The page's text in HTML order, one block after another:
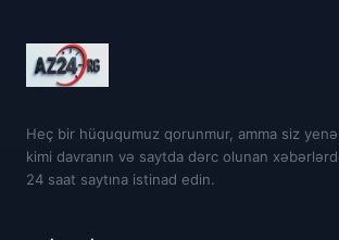
Heç bir hüququmuz qorunmur, amma siz
kimi davranın və saytda dərc olunan
24 saat saytına istinad edin.